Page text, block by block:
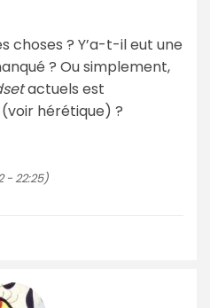
choses ? Y’a-t-il eut une
? Ou simplement,
actuels est
hérétique) ?
- 22:25)